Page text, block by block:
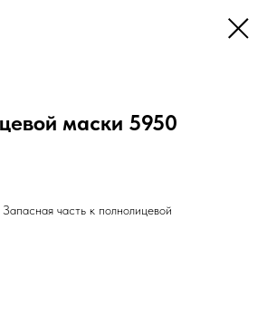
маски 5950
часть к полнолицевой